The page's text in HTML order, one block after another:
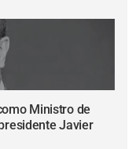
Ministro de
Javier